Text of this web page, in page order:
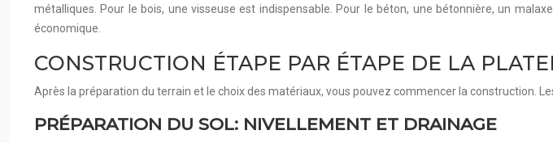
métalliques. Pour le bois, une visseuse est indispensable. Pour le béton, une bétonnière, un
économique.
CONSTRUCTION ÉTAPE PAR ÉTAPE DE LA
Après la préparation du terrain et le choix des matériaux, vous pouvez commencer la construction.
PRÉPARATION DU SOL: NIVELLEMENT ET DRAINAGE